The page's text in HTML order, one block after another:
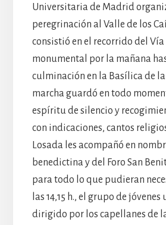
Universitaria de Madrid
peregrinación al Valle de los
consistió en el recorrido del Vía
monumental por la mañana
culminación en la Basílica de la
marcha guardó en todo
espíritu de silencio y
con indicaciones, cantos
Losada les acompañó en
benedictina y del Foro San
para todo lo que pudieran
las 14,15 h., el grupo de
dirigido por los capellanes de